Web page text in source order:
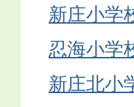
新庄小学
忍海小学
新庄北小